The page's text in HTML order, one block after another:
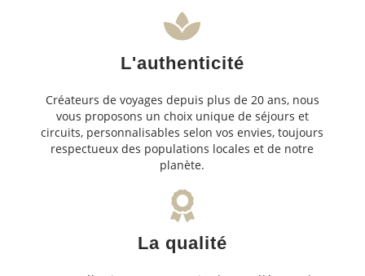
L'authenticité
Créateurs de voyages depuis plus de 20 ans, nous
vous proposons un choix unique de séjours et
circuits, personnalisables selon vos envies, toujours
respectueux des populations locales et de notre
planète.
La qualité